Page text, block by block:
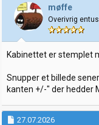
møffe
Overivrig
Kabinettet er stemplet
Snupper et billede
kanten +/-" der hedder
27.07.2026